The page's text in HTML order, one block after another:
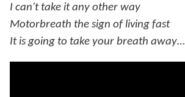
I can't take it any other way
Motorbreath the sign of living fast
It is going to take your breath away…